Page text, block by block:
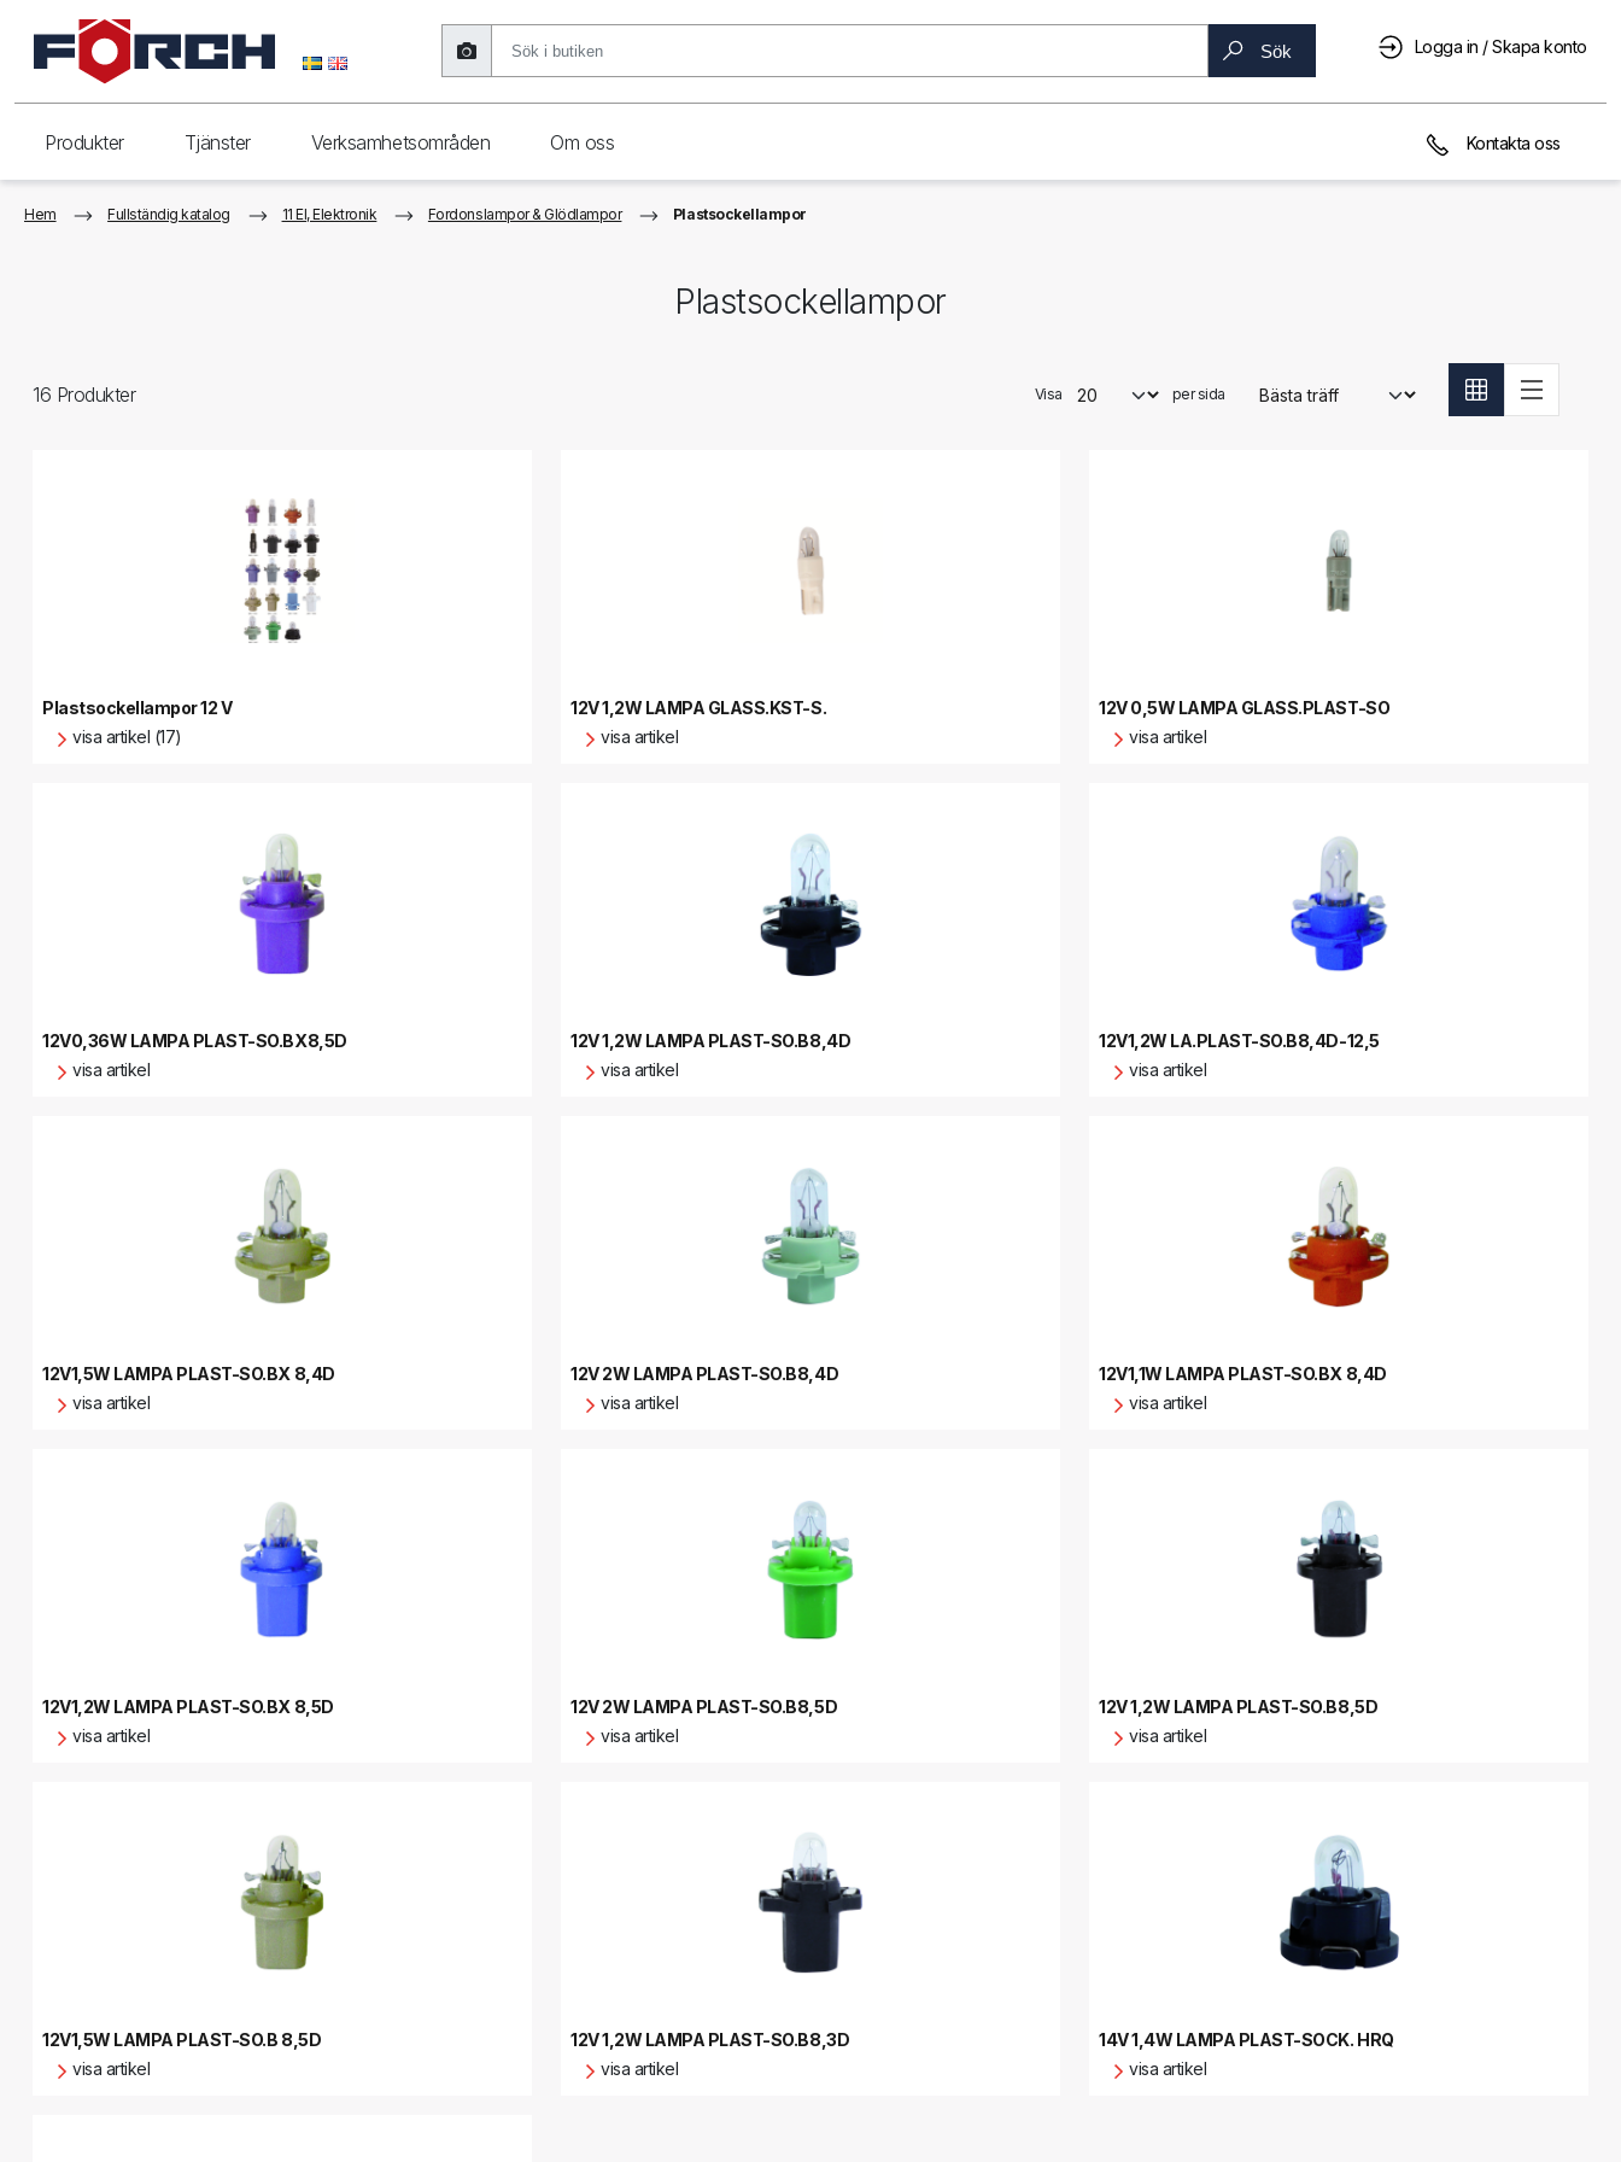
Sök Logga in / Skapa konto
Produkter Tjänster Verksamhetsområden Om oss Kontakta oss
Hem Fullständig katalog 11 El, Elektronik Fordonslampor & Glödlampor Plastsockellampor
Plastsockellampor
16 Produkter Visa per sida
Plastsockellampor 12 V
visa artikel (17)
12V 1,2W LAMPA GLASS.KST-S.
visa artikel
12V 0,5W LAMPA GLASS.PLAST-SO
visa artikel
12V0,36W LAMPA PLAST-SO.BX8,5D
visa artikel
12V 1,2W LAMPA PLAST-SO.B8,4D
visa artikel
12V1,2W LA.PLAST-SO.B8,4D-12,5
visa artikel
12V1,5W LAMPA PLAST-SO.BX 8,4D
visa artikel
12V 2W LAMPA PLAST-SO.B8,4D
visa artikel
12V1,1W LAMPA PLAST-SO.BX 8,4D
visa artikel
12V1,2W LAMPA PLAST-SO.BX 8,5D
visa artikel
12V 2W LAMPA PLAST-SO.B8,5D
visa artikel
12V 1,2W LAMPA PLAST-SO.B8,5D
visa artikel
12V1,5W LAMPA PLAST-SO.B 8,5D
visa artikel
12V 1,2W LAMPA PLAST-SO.B8,3D
visa artikel
14V 1,4W LAMPA PLAST-SOCK. HRQ
visa artikel